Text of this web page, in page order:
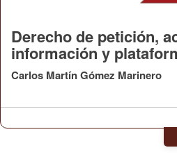
Derecho de petición,
información y
Carlos Martín Gómez Marinero